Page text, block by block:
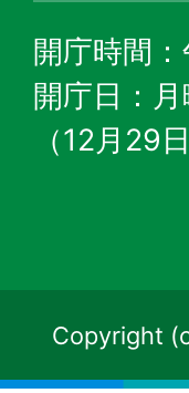
開庁時間
開庁日：
（12月29
Copyright